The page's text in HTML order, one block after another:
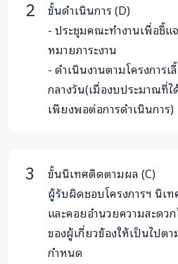
ขั้นดำเนินการ (D)
- ประชุมคณะทำงานเพื่อชี้แ
หมายภาระงาน
- ดำเนินงานตามโครงการ
กลางวัน(เมื่องบประมาณที่
เพียงพอต่อการดำเนินการ)
ขั้นนิเทศติดตามผล (C)
ผู้รับผิดชอบโครงการฯ นิเ
และคอยอำนวยความสะดว
ของผู้เกี่ยวข้องให้เป็นไปตา
กำหนด